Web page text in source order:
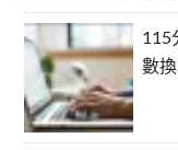
115
數